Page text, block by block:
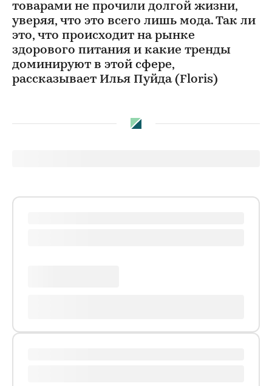
товарами не прочили долгой жизни,
уверяя, что это всего лишь мода. Так ли
это, что происходит на рынке
здорового питания и какие тренды
доминируют в этой сфере,
рассказывает Илья Пуйда (Floris)